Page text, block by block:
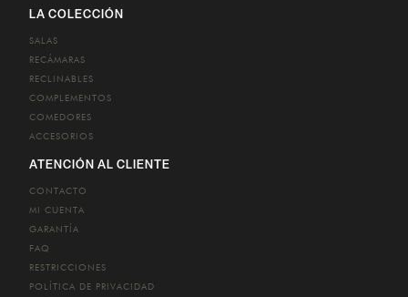
LA COLECCIÓN
SALAS
RECÁMARAS
RECLINABLES
COMPLEMENTOS
COMEDORES
ACCESORIOS
ATENCIÓN AL CLIENTE
CONTACTO
MI CUENTA
GARANTÍA
FAQ
RESTRICCIONES
POLÍTICA DE PRIVACIDAD